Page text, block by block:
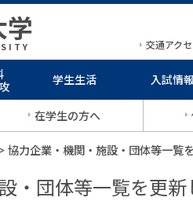
学 交通アク
学生生活 入試情報
在学生の方へ
協力企業・機関・施設・団体等一覧
・団体等一覧を更新